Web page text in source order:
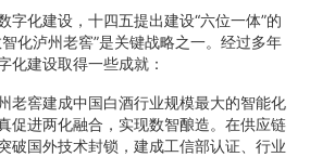
字化建设，十四五提出建设“六位一体”的
化泸州老窖”是关键战略之一。经过多年
化建设取得一些成就：
老窖建成中国白酒行业规模最大的智能化
促进两化融合，实现数智酿造。在供应链
破国外技术封锁，建成工信部认证、行业